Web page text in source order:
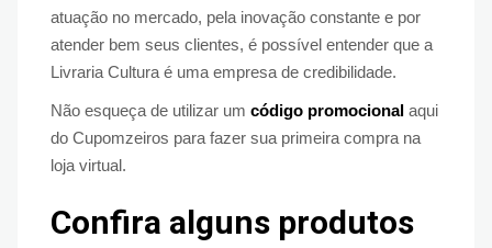
atuação no mercado, pela inovação constante e por
atender bem seus clientes, é possível entender que a
Livraria Cultura é uma empresa de credibilidade.
Não esqueça de utilizar um código promocional aqui
do Cupomzeiros para fazer sua primeira compra na
loja virtual.
Confira alguns produtos